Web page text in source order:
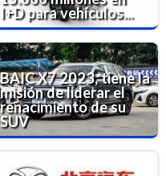
I+D para vehículos...
BAIC X7 2023, tiene la
misión de liderar el
renacimiento de su
SUV